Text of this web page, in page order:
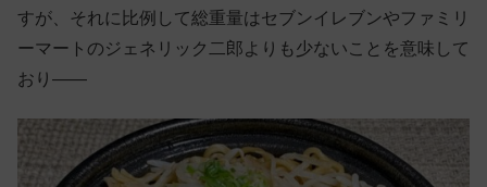
すが、それに比例して総重量はセブンイレブンやファミリ
ーマートのジェネリック二郎よりも少ないことを意味して
おり——